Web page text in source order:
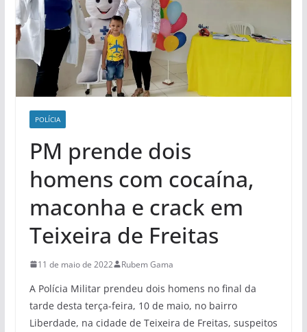
POLÍCIA
PM prende dois
homens com cocaína,
maconha e crack em
Teixeira de Freitas
11 de maio de 2022 Rubem Gama
A Polícia Militar prendeu dois homens no final da
tarde desta terça-feira, 10 de maio, no bairro
Liberdade, na cidade de Teixeira de Freitas, suspeitos